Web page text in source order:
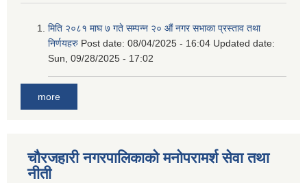
मिति २०८१ माघ ७ गते सम्पन्न २० औं नगर सभाका प्रस्ताव तथा
निर्णयहरु Post date: 08/04/2025 - 16:04 Updated date:
Sun, 09/28/2025 - 17:02
more
चौरजहारी नगरपालिकाको मनोपरामर्श सेवा तथा
नीती